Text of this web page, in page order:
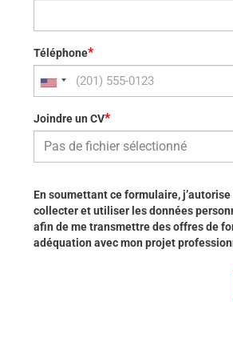
Téléphone*
Joindre un CV*
Pas de fichier sélectionné
En soumettant ce formulaire,
collecter et utiliser les données
afin de me transmettre des offres de
adéquation avec mon projet